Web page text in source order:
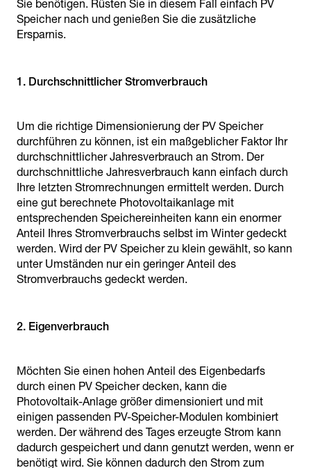
Sie benötigen. Rüsten Sie in diesem Fall einfach PV
Speicher nach und genießen Sie die zusätzliche
Ersparnis.
1. Durchschnittlicher Stromverbrauch
Um die richtige Dimensionierung der PV Speicher
durchführen zu können, ist ein maßgeblicher Faktor Ihr
durchschnittlicher Jahresverbrauch an Strom. Der
durchschnittliche Jahresverbrauch kann einfach durch
Ihre letzten Stromrechnungen ermittelt werden. Durch
eine gut berechnete Photovoltaikanlage mit
entsprechenden Speichereinheiten kann ein enormer
Anteil Ihres Stromverbrauchs selbst im Winter gedeckt
werden. Wird der PV Speicher zu klein gewählt, so kann
unter Umständen nur ein geringer Anteil des
Stromverbrauchs gedeckt werden.
2. Eigenverbrauch
Möchten Sie einen hohen Anteil des Eigenbedarfs
durch einen PV Speicher decken, kann die
Photovoltaik-Anlage größer dimensioniert und mit
einigen passenden PV-Speicher-Modulen kombiniert
werden. Der während des Tages erzeugte Strom kann
dadurch gespeichert und dann genutzt werden, wenn er
benötigt wird. Sie können dadurch den Strom zum